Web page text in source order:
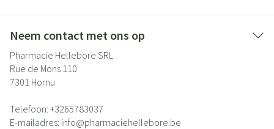
Neem contact met ons op
Pharmacie Hellebore SRL
Rue de Mons 110
7301 Hornu
Telefoon: +3265783037
E-mailadres: info@pharmaciehellebore.be